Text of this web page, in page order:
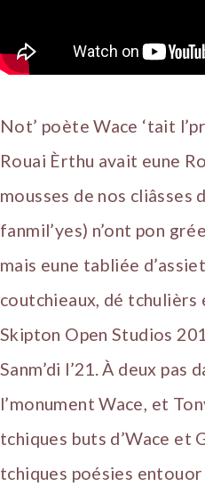
Not’ poète Wace ‘tait
Rouai Èrthu avait eune
mousses de nos cliâsses
fanmil’yes) n’ont pon
mais eune tabliée
coutchieaux, dé tchulièrs
Skipton Open Studios
Sanm’di l’21. À deux pas
l’monument Wace, et
tchiques buts d’Wace et
tchiques poésies entouor